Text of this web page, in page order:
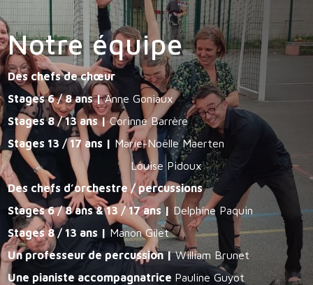
Notre équipe
Des chefs de chœur
Stages 6 / 8 ans |Anne Goniaux
Stages 8 / 13 ans |Corinne Barrère
Stages 13 / 17 ans | Marie-Noëlle Maerten
Louise Pidoux
Des chefs d’orchestre / percussions
Stages 6 / 8 ans & 13 / 17 ans | Delphine Paquin
Stages 8 / 13 ans | Manon Gilet
Un professeur de percussion |William Brunet
Une pianiste accompagnatrice Pauline Guyot